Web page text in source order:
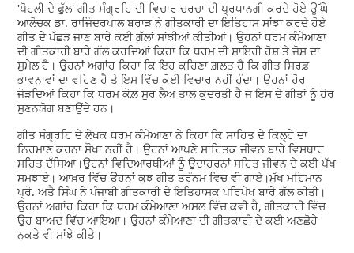
'ਪੋਹਲੀ ਦੇ ਫੁੱਲ' ਗੀਤ ਸੰਗ੍ਰਹਿ ਦੀ ਵਿਚਾਰ ਚਰਚਾ ਦੀ ਪ੍ਰਧਾਨਗੀ ਕਰਦੇ ਹੋਏ ਉੱਘੇ
ਆਲੋਚਕ ਡਾ. ਰਾਜਿੰਦਰਪਾਲ ਬਰਾੜ ਨੇ ਗੀਤਕਾਰੀ ਦਾ ਇਤਿਹਾਸ ਸਾਂਝਾ ਕਰਦੇ ਹੋਏ
ਗੀਤ ਦੇ ਪੱਛੜ ਜਾਣ ਬਾਰੇ ਕਈ ਗੱਲਾਂ ਸਾਂਝੀਆਂ ਕੀਤੀਆਂ। ਉਹਨਾਂ ਧਰਮ ਕੰਮੇਆਣਾ
ਦੀ ਗੀਤਕਾਰੀ ਬਾਰੇ ਗੱਲ ਕਰਦਿਆਂ ਕਿਹਾ ਕਿ ਧਰਮ ਦੀ ਸ਼ਾਇਰੀ ਹੋਸ਼ ਤੇ ਜੋਸ਼ ਦਾ
ਸੁਮੇਲ ਹੈ। ਉਹਨਾਂ ਅਗਾਂਹ ਕਿਹਾ ਕਿ ਇਹ ਕਹਿਣਾ ਗ਼ਲਤ ਹੈ ਕਿ ਗੀਤ ਸਿਰਫ਼
ਭਾਵਨਾਵਾਂ ਦਾ ਵਹਿਣ ਹੈ ਤੇ ਇਸ ਵਿੱਚ ਕੋਈ ਵਿਚਾਰ ਨਹੀਂ ਹੁੰਦਾ। ਉਹਨਾਂ ਹੋਰ
ਜੋੜਦਿਆਂ ਕਿਹਾ ਕਿ ਧਰਮ ਕੋਲ਼ ਸੁਰ ਲੈਅ ਤਾਲ ਕੁਦਰਤੀ ਹੈ ਜੋ ਇਸ ਦੇ ਗੀਤਾਂ ਨੂੰ ਹੋਰ
ਸੁਣਨਯੋਗ ਬਣਾਉਂਦੇ ਹਨ।
ਗੀਤ ਸੰਗ੍ਰਹਿ ਦੇ ਲੇਖਕ ਧਰਮ ਕੰਮੇਆਣਾ ਨੇ ਕਿਹਾ ਕਿ ਸਾਹਿਤ ਦੇ ਕਿਲ੍ਹੇ ਦਾ
ਨਿਰਮਾਣ ਕਰਨਾ ਸੌਖਾ ਨਹੀਂ ਹੈ। ਉਹਨਾਂ ਆਪਣੇ ਸਾਹਿਤਕ ਜੀਵਨ ਬਾਰੇ ਵਿਸਥਾਰ
ਸਹਿਤ ਦੱਸਿਆ।ਉਹਨਾਂ ਵਿਦਿਆਰਥੀਆਂ ਨੂੰ ਉਦਾਹਰਨਾਂ ਸਹਿਤ ਜੀਵਨ ਦੇ ਕਈ ਪੱਖ
ਸਮਝਾਏ। ਆਖ਼ਰ ਵਿੱਚ ਉਹਨਾਂ ਕੁਝ ਗੀਤ ਤਰੁੰਨਮ ਵਿਚ ਵੀ ਗਾਏ।ਮੁੱਖ ਮਹਿਮਾਨ
ਪ੍ਰੋ. ਅਤੈ ਸਿੰਘ ਨੇ ਪੰਜਾਬੀ ਗੀਤਕਾਰੀ ਦੇ ਇਤਿਹਾਸਕ ਪਰਿਪੇਖ ਬਾਰੇ ਗੱਲ ਕੀਤੀ।
ਉਹਨਾਂ ਅਗਾਂਹ ਕਿਹਾ ਕਿ ਧਰਮ ਕੰਮੇਆਣਾ ਅਸਲ ਵਿੱਚ ਕਵੀ ਹੈ, ਗੀਤਕਾਰੀ ਵਿੱਚ
ਉਹ ਬਾਅਦ ਵਿੱਚ ਆਇਆ। ਉਹਨਾਂ ਕੰਮੇਆਣਾ ਦੀ ਗੀਤਕਾਰੀ ਦੇ ਕਈ ਅਣਛੋਹੇ
ਨੁਕਤੇ ਵੀ ਸਾਂਝੇ ਕੀਤੇ।